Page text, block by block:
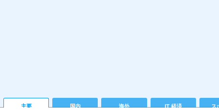
主要 国内 海外 IT 経済 ス